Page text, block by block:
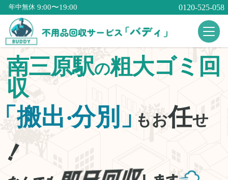
年中無休 9:00〜19:00 0120-525-058
南三原駅の粗大ゴミ回
収
搬出・分別」もお任せ